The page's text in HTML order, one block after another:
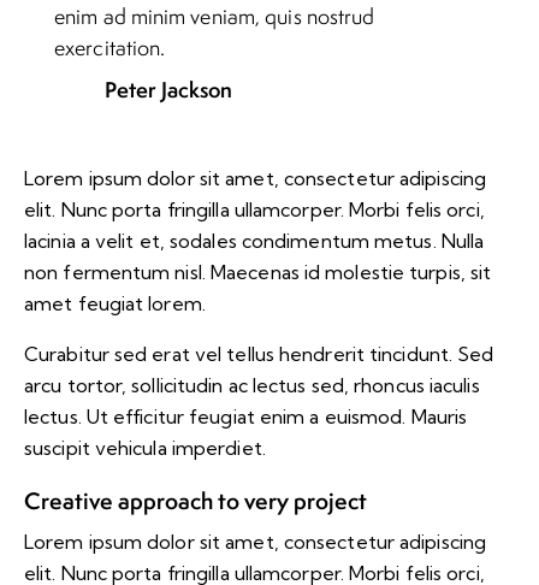
enim ad minim veniam, quis nostrud
exercitation.
Peter Jackson
Lorem ipsum dolor sit amet, consectetur adipiscing
elit. Nunc porta fringilla ullamcorper. Morbi felis orci,
lacinia a velit et, sodales condimentum metus. Nulla
non fermentum nisl. Maecenas id molestie turpis, sit
amet feugiat lorem.
Curabitur sed erat vel tellus hendrerit tincidunt. Sed
arcu tortor, sollicitudin ac lectus sed, rhoncus iaculis
lectus. Ut efficitur feugiat enim a euismod. Mauris
suscipit vehicula imperdiet.
Creative approach to very project
Lorem ipsum dolor sit amet, consectetur adipiscing
elit. Nunc porta fringilla ullamcorper. Morbi felis orci,